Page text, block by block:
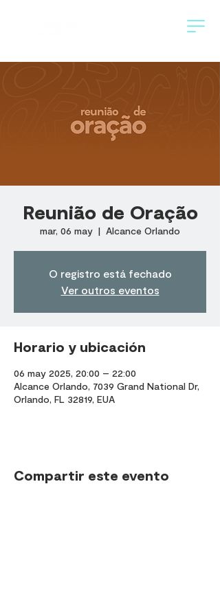
Reunião de Oração
mar, 06 may
  |
Alcance Orlando
O registro está fechado
Ver outros eventos
Horario y ubicación
06 may 2025, 20:00 – 22:00
Alcance Orlando, 7039 Grand National Dr,
Orlando, FL 32819, EUA
Compartir este evento